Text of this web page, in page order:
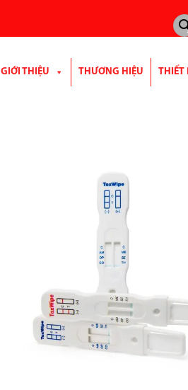
GIỚI THIỆU THƯƠNG HIỆU THIẾT